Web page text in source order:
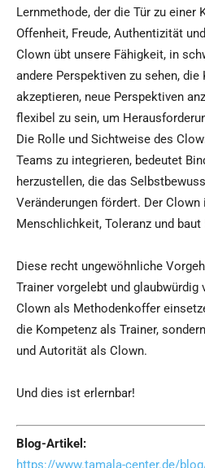
Lernmethode, der die Tür zu einer
Offenheit, Freude, Authentizität
Clown übt unsere Fähigkeit, in
andere Perspektiven zu sehen,
akzeptieren, neue Perspektiven
flexibel zu sein, um
Die Rolle und Sichtweise des
Teams zu integrieren, bedeutet
herzustellen, die das
Veränderungen fördert. Der
Menschlichkeit, Toleranz und baut
Diese recht ungewöhnliche
Trainer vorgelebt und glaubwürdig
Clown als Methodenkoffer
die Kompetenz als Trainer,
und Autorität als Clown.
Und dies ist erlernbar!
Blog-Artikel:
https://www.tamala-center.de/